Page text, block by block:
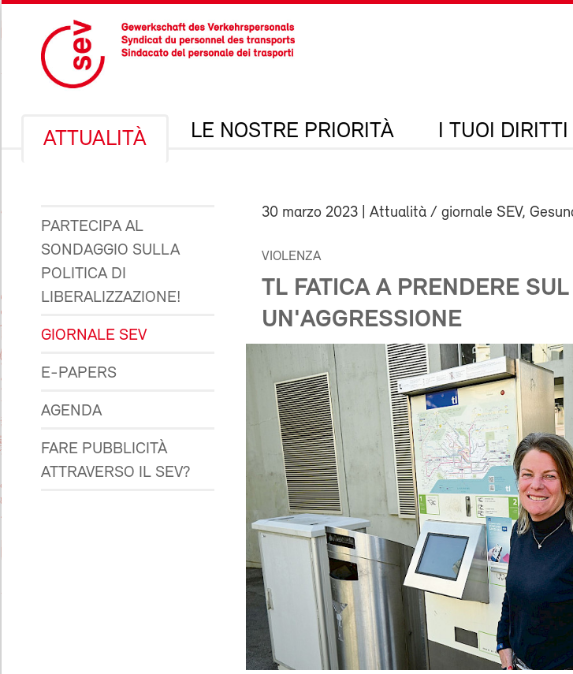
ATTUALITÀ LE NOSTRE PRIORITÀ I TUOI DIRITTI
PARTECIPA AL
SONDAGGIO SULLA
POLITICA DI
LIBERALIZZAZIONE!
GIORNALE SEV
E-PAPERS
AGENDA
FARE PUBBLICITÀ
ATTRAVERSO IL SEV?
30 marzo 2023 | Attualità / giornale SEV,
VIOLENZA
TL FATICA A PRENDERE
UN'AGGRESSIONE